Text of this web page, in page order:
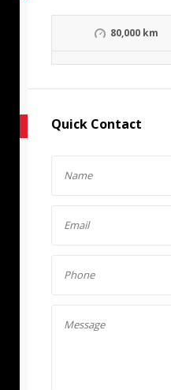
80,000 km
Quick Contact